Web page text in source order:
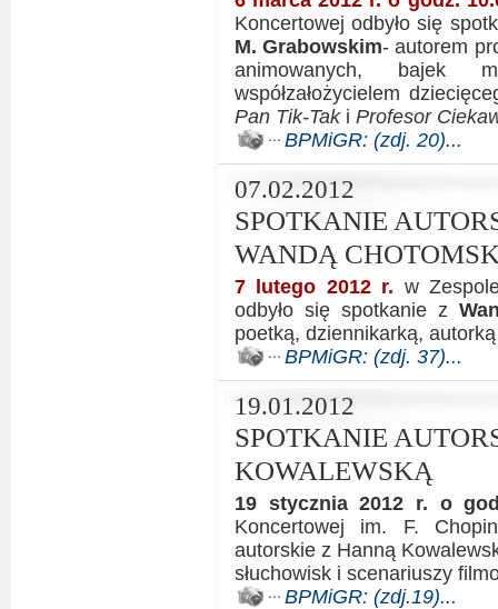
Koncertowej odbyło się
M. Grabowskim- autorem
animowanych, bajek
współzałożycielem
Pan Tik-Taki Profesor
BPMiGR: (zdj. 20)...
07.02.2012
SPOTKANIE
WANDĄ
7 lutego 2012 r. w
odbyło się spotkanie z
poetką, dziennikarką,
BPMiGR: (zdj. 37)...
19.01.2012
SPOTKANIE
KOWALEWSKĄ
19 stycznia 2012 r. o
Koncertowej im. F.
autorskie z Hanną
słuchowisk i scenariuszy
BPMiGR: (zdj.19)...